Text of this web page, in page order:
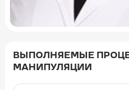
ВЫПОЛНЯЕМЫЕ
МАНИПУЛЯЦИИ